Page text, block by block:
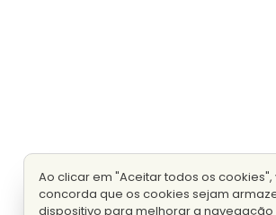
Ao clicar em "Aceitar todos os cookies",
concorda que os cookies sejam
dispositivo para melhorar a navegação